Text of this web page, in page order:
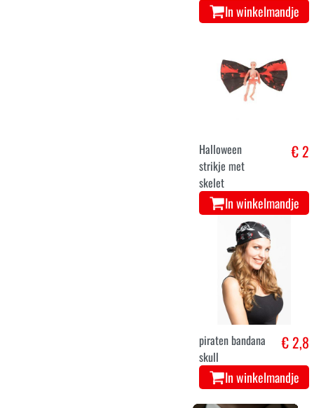
In winkelmandje
Halloween
strikje met
skelet
€ 2
In winkelmandje
piraten bandana
skull
€ 2,8
In winkelmandje